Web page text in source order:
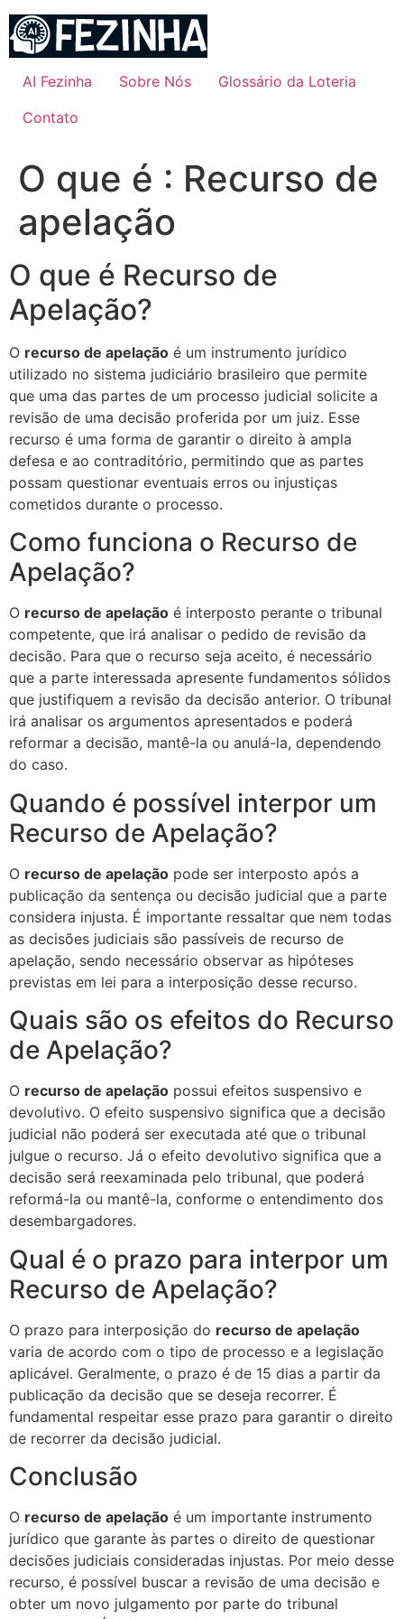
para
conteúdo
AI Fezinha Sobre Nós
Glossário da Loteria
Contato
O que é : Recurso de
apelação
O que é Recurso de
Apelação?
O recurso de apelação é um instrumento jurídico
utilizado no sistema judiciário brasileiro que permite
que uma das partes de um processo judicial solicite a
revisão de uma decisão proferida por um juiz. Esse
recurso é uma forma de garantir o direito à ampla
defesa e ao contraditório, permitindo que as partes
possam questionar eventuais erros ou injustiças
cometidos durante o processo.
Como funciona o Recurso de
Apelação?
O recurso de apelação é interposto perante o tribunal
competente, que irá analisar o pedido de revisão da
decisão. Para que o recurso seja aceito, é necessário
que a parte interessada apresente fundamentos sólidos
que justifiquem a revisão da decisão anterior. O tribunal
irá analisar os argumentos apresentados e poderá
reformar a decisão, mantê-la ou anulá-la, dependendo
do caso.
Quando é possível interpor um
Recurso de Apelação?
O recurso de apelação pode ser interposto após a
publicação da sentença ou decisão judicial que a parte
considera injusta. É importante ressaltar que nem todas
as decisões judiciais são passíveis de recurso de
apelação, sendo necessário observar as hipóteses
previstas em lei para a interposição desse recurso.
Quais são os efeitos do Recurso
de Apelação?
O recurso de apelação possui efeitos suspensivo e
devolutivo. O efeito suspensivo significa que a decisão
judicial não poderá ser executada até que o tribunal
julgue o recurso. Já o efeito devolutivo significa que a
decisão será reexaminada pelo tribunal, que poderá
reformá-la ou mantê-la, conforme o entendimento dos
desembargadores.
Qual é o prazo para interpor um
Recurso de Apelação?
O prazo para interposição do recurso de apelação
varia de acordo com o tipo de processo e a legislação
aplicável. Geralmente, o prazo é de 15 dias a partir da
publicação da decisão que se deseja recorrer. É
fundamental respeitar esse prazo para garantir o direito
de recorrer da decisão judicial.
Conclusão
O recurso de apelação é um importante instrumento
jurídico que garante às partes o direito de questionar
decisões judiciais consideradas injustas. Por meio desse
recurso, é possível buscar a revisão de uma decisão e
obter um novo julgamento por parte do tribunal